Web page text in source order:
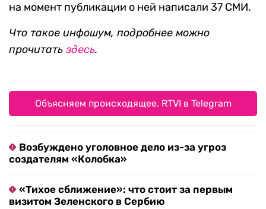
на момент публикации о ней написали 37 СМИ.
Что такое инфошум, подробнее можно
прочитать здесь.
Объясняем происходящее. RTVI в Telegram
Возбуждено уголовное дело из-за угроз
создателям «Колобка»
«Тихое сближение»: что стоит за первым
визитом Зеленского в Сербию